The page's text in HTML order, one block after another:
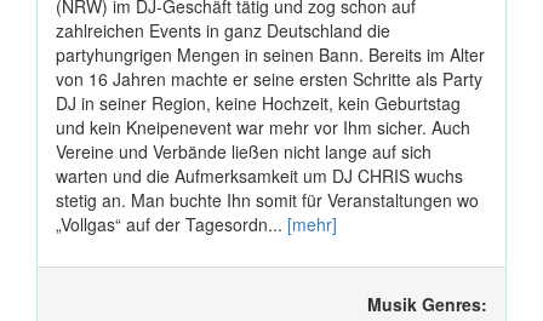
(NRW) im DJ-Geschäft tätig und zog schon auf
zahlreichen Events in ganz Deutschland die
partyhungrigen Mengen in seinen Bann. Bereits im Alter
von 16 Jahren machte er seine ersten Schritte als Party
DJ in seiner Region, keine Hochzeit, kein Geburtstag
und kein Kneipenevent war mehr vor Ihm sicher. Auch
Vereine und Verbände ließen nicht lange auf sich
warten und die Aufmerksamkeit um DJ CHRIS wuchs
stetig an. Man buchte Ihn somit für Veranstaltungen wo
„Vollgas“ auf der Tagesordn... [mehr]
Musik Genres: